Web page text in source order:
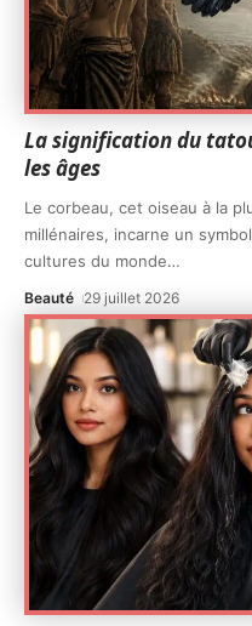
La signification du
les âges
Le corbeau, cet oiseau à la
millénaires, incarne un
cultures du monde…
Beauté 29 juillet 2026